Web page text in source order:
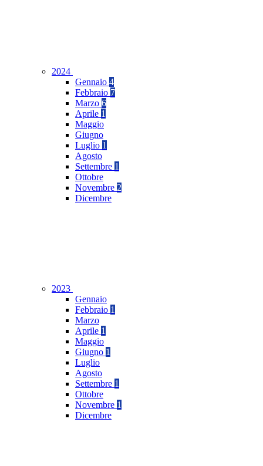
2024
Gennaio 4
Febbraio 7
Marzo 6
Aprile 1
Maggio
Giugno
Luglio 1
Agosto
Settembre 1
Ottobre
Novembre 2
Dicembre
2023
Gennaio
Febbraio 1
Marzo
Aprile 1
Maggio
Giugno 1
Luglio
Agosto
Settembre 1
Ottobre
Novembre 1
Dicembre